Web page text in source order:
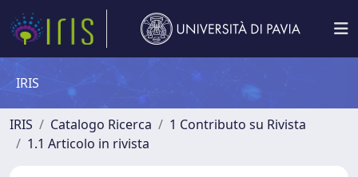
IRIS
IRIS Catalogo Ricerca
1 Contributo su Rivista
1.1 Articolo in rivista